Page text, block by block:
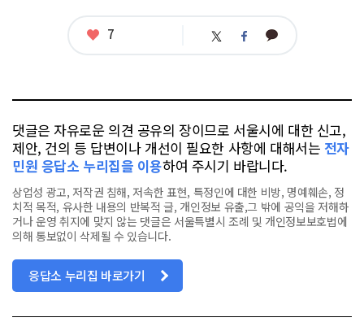
좋
7 트 페 카
댓글은 자유로운 의견 공유의 장이므로 서울시에 대한 신고,
제안, 건의 등 답변이나 개선이 필요한 사항에 대해서는 전자
민원 응답소 누리집을 이용하여 주시기 바랍니다.
상업성 광고, 저작권 침해, 저속한 표현, 특정인에 대한 비방, 명예훼손, 정
치적 목적, 유사한 내용의 반복적 글, 개인정보 유출,그 밖에 공익을 저해하
거나 운영 취지에 맞지 않는 댓글은 서울특별시 조례 및 개인정보보호법에
의해 통보없이 삭제될 수 있습니다.
응답소 누리집 바로가기